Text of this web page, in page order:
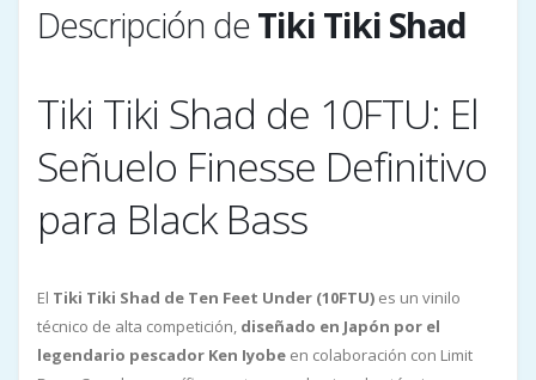
Descripción deTiki Tiki Shad
Tiki Tiki Shad de 10FTU: El
Señuelo Finesse Definitivo
para Black Bass
El Tiki Tiki Shad de Ten Feet Under (10FTU) es un vinilo
técnico de alta competición, diseñado en Japón por el
legendario pescador Ken Iyobe en colaboración con Limit